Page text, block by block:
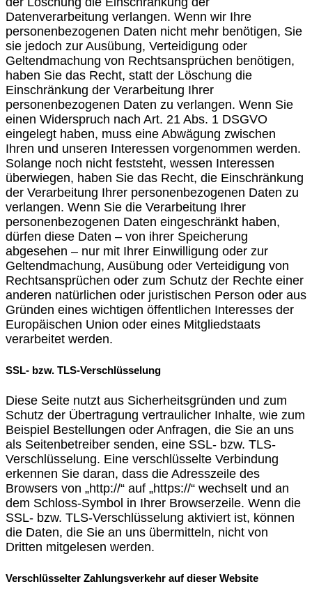
Datenverarbeitung verlangen. Wenn wir Ihre
personenbezogenen Daten nicht mehr benötigen, Sie
sie jedoch zur Ausübung, Verteidigung oder
Geltendmachung von Rechtsansprüchen benötigen,
haben Sie das Recht, statt der Löschung die
Einschränkung der Verarbeitung Ihrer
personenbezogenen Daten zu verlangen. Wenn Sie
einen Widerspruch nach Art. 21 Abs. 1 DSGVO
eingelegt haben, muss eine Abwägung zwischen
Ihren und unseren Interessen vorgenommen werden.
Solange noch nicht feststeht, wessen Interessen
überwiegen, haben Sie das Recht, die Einschränkung
der Verarbeitung Ihrer personenbezogenen Daten zu
verlangen. Wenn Sie die Verarbeitung Ihrer
personenbezogenen Daten eingeschränkt haben,
dürfen diese Daten – von ihrer Speicherung
abgesehen – nur mit Ihrer Einwilligung oder zur
Geltendmachung, Ausübung oder Verteidigung von
Rechtsansprüchen oder zum Schutz der Rechte einer
anderen natürlichen oder juristischen Person oder aus
Gründen eines wichtigen öffentlichen Interesses der
Europäischen Union oder eines Mitgliedstaats
verarbeitet werden.
SSL- bzw. TLS-Verschlüsselung
Diese Seite nutzt aus Sicherheitsgründen und zum
Schutz der Übertragung vertraulicher Inhalte, wie zum
Beispiel Bestellungen oder Anfragen, die Sie an uns
als Seitenbetreiber senden, eine SSL- bzw. TLS-
Verschlüsselung. Eine verschlüsselte Verbindung
erkennen Sie daran, dass die Adresszeile des
Browsers von „http://“ auf „https://“ wechselt und an
dem Schloss-Symbol in Ihrer Browserzeile. Wenn die
SSL- bzw. TLS-Verschlüsselung aktiviert ist, können
die Daten, die Sie an uns übermitteln, nicht von
Dritten mitgelesen werden.
Verschlüsselter Zahlungsverkehr auf dieser Website